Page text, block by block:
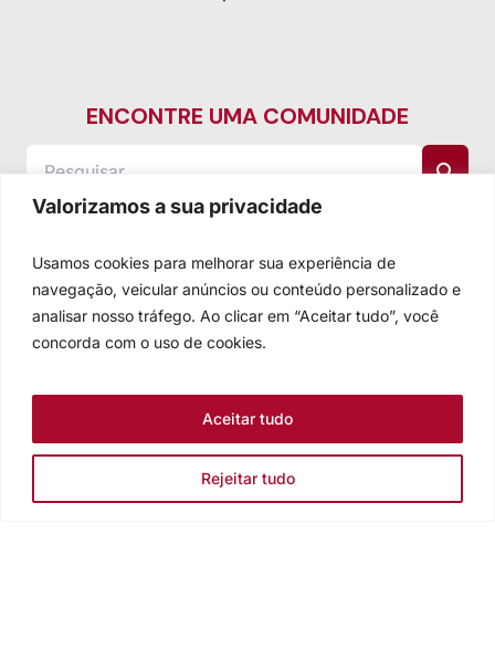
Valorizamos a sua privacidade
Usamos cookies para melhorar sua experiência de
navegação, veicular anúncios ou conteúdo personalizado e
analisar nosso tráfego. Ao clicar em “Aceitar tudo”, você
concorda com o uso de cookies.
Rejeitar tudo
Aceitar tudo
ENCONTRE UMA COMUNIDADE